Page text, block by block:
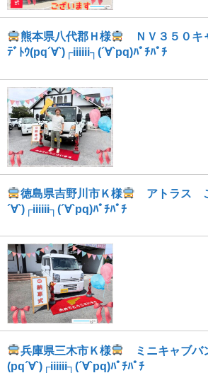
熊本県八代郡Ｈ様
ＮＶ３５０キ
ﾃﾞﾄｳ(pq´∀`)┌iiiiii┐(´∀`pq)ﾊﾟﾁﾊﾟﾁ
徳島県吉野川市Ｋ様
アトラス
´∀`)┌iiiiii┐(´∀`pq)ﾊﾟﾁﾊﾟﾁ
兵庫県三木市Ｋ様
ミニキャブバ
(pq´∀`)┌iiiiii┐(´∀`pq)ﾊﾟﾁﾊﾟﾁ